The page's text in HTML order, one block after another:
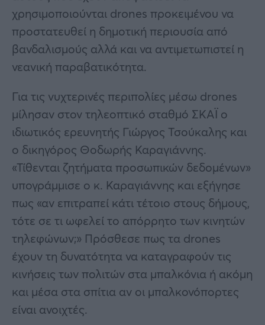
χρησιμοποιούνται drones προκειμένου να
προστατευθεί η δημοτική περιουσία από
βανδαλισμούς αλλά και να αντιμετωπιστεί η
νεανική παραβατικότητα.
Για τις νυχτερινές περιπολίες μέσω drones
μίλησαν στον τηλεοπτικό σταθμό ΣΚΑΪ ο
ιδιωτικός ερευνητής Γιώργος Τσούκαλης και
ο δικηγόρος Θοδωρής Καραγιάννης.
«Τίθενται ζητήματα προσωπικών δεδομένων»
υπογράμμισε ο κ. Καραγιάννης και εξήγησε
πως «αν επιτραπεί κάτι τέτοιο στους δήμους,
τότε σε τι ωφελεί το απόρρητο των κινητών
τηλεφώνων;» Πρόσθεσε πως τα drones
έχουν τη δυνατότητα να καταγραφούν τις
κινήσεις των πολιτών στα μπαλκόνια ή ακόμη
και μέσα στα σπίτια αν οι μπαλκονόπορτες
είναι ανοιχτές.